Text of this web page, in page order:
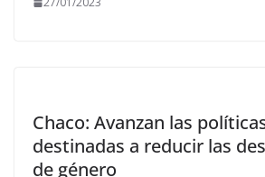
Chaco: Avanzan las
destinadas a reducir las
de género